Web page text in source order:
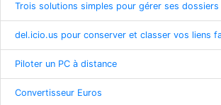
Trois solutions simples pour gérer ses dossiers
del.icio.us pour conserver et classer vos liens
Piloter un PC à distance
Convertisseur Euros